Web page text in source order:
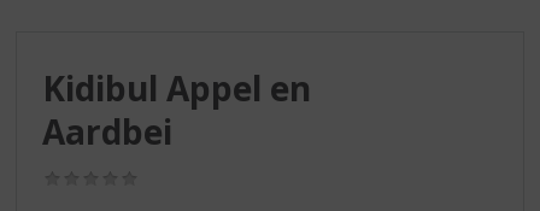
Kidibul Appel en
Aardbei